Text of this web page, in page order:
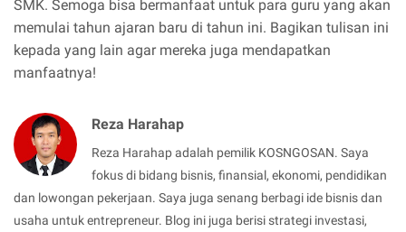
SMK. Semoga bisa bermanfaat untuk para guru yang akan
memulai tahun ajaran baru di tahun ini. Bagikan tulisan ini
kepada yang lain agar mereka juga mendapatkan
manfaatnya!
Reza Harahap
Reza Harahap adalah pemilik KOSNGOSAN. Saya
fokus di bidang bisnis, finansial, ekonomi, pendidikan
dan lowongan pekerjaan. Saya juga senang berbagi ide bisnis dan
usaha untuk entrepreneur. Blog ini juga berisi strategi investasi,